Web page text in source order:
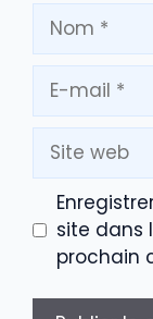
Nom
mail
Site
web
site dans
prochain